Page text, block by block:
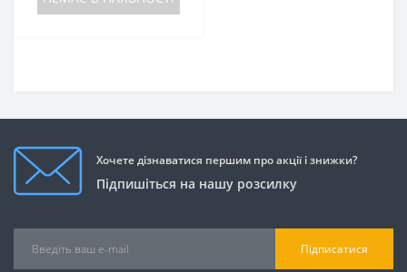
Хочете дізнаватися першим про акції і знижки?
Підпишіться на нашу розсилку
Підписатися